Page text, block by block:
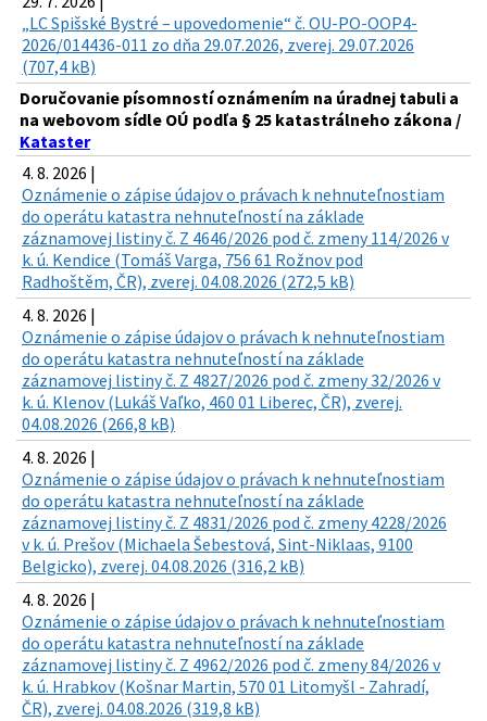
„LC Spišské Bystré – upovedomenie“ č. OU-PO-OOP4-
2026/014436-011 zo dňa 29.07.2026, zverej. 29.07.2026
(707,4 kB)
Doručovanie písomností oznámením na úradnej tabuli a
na webovom sídle OÚ podľa § 25 katastrálneho zákona /
Kataster
4. 8. 2026 |
Oznámenie o zápise údajov o právach k nehnuteľnostiam
do operátu katastra nehnuteľností na základe
záznamovej listiny č. Z 4646/2026 pod č. zmeny 114/2026 v
k. ú. Kendice (Tomáš Varga, 756 61 Rožnov pod
Radhoštěm, ČR), zverej. 04.08.2026 (272,5 kB)
4. 8. 2026 |
Oznámenie o zápise údajov o právach k nehnuteľnostiam
do operátu katastra nehnuteľností na základe
záznamovej listiny č. Z 4827/2026 pod č. zmeny 32/2026 v
k. ú. Klenov (Lukáš Vaľko, 460 01 Liberec, ČR), zverej.
04.08.2026 (266,8 kB)
4. 8. 2026 |
Oznámenie o zápise údajov o právach k nehnuteľnostiam
do operátu katastra nehnuteľností na základe
záznamovej listiny č. Z 4831/2026 pod č. zmeny 4228/2026
v k. ú. Prešov (Michaela Šebestová, Sint-Niklaas, 9100
Belgicko), zverej. 04.08.2026 (316,2 kB)
4. 8. 2026 |
Oznámenie o zápise údajov o právach k nehnuteľnostiam
do operátu katastra nehnuteľností na základe
záznamovej listiny č. Z 4962/2026 pod č. zmeny 84/2026 v
k. ú. Hrabkov (Košnar Martin, 570 01 Litomyšl - Zahradí,
ČR), zverej. 04.08.2026 (319,8 kB)